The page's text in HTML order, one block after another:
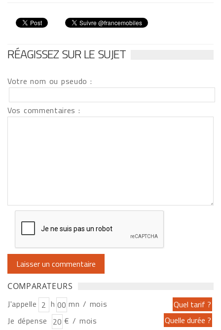
RÉAGISSEZ SUR LE SUJET
Votre nom ou pseudo :
Vos commentaires :
COMPARATEURS
J'appelle h
mn / mois
Je dépense
€ / mois